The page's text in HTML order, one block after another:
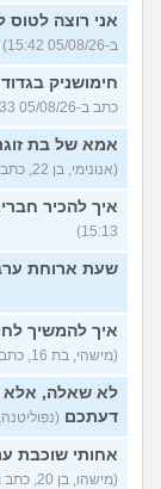
עם מי אנשים
ורוצה לחזור
שנים ולא
(עדן, בת 23)
אני רוצה
ב-05/08/26 15:42)
חימושניק בגדוד
כתב ב-05/08/26 15:33)
אמא של בת
(אנונימי, בן 22, כתב ב-05/08/26 15:22)
איך להכיר
15:13)
שעת ארוחת
איך להמשיך
(מישהי, בת 16, כתבה ב-04/08/26 13:05)
לא שאלה, אלא
דעתכם (נפוליטנה, בת 23, כתבה ב-
אחותי שוכבת
(מישהו, בן 20, כתב ב-03/08/26 17:53)